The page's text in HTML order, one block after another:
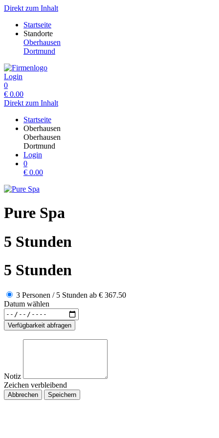
Direkt zum Inhalt
Startseite
Standorte
Oberhausen
Dortmund
Login
0
€ 0.00
Direkt zum Inhalt
Startseite
Oberhausen
Oberhausen
Dortmund
Login
0
€ 0.00
Pure Spa
5 Stunden
5 Stunden
3 Personen / 5 Stunden ab € 367.50
Datum wählen
Verfügbarkeit abfragen
Notiz
Zeichen verbleibend
Abbrechen Speichern